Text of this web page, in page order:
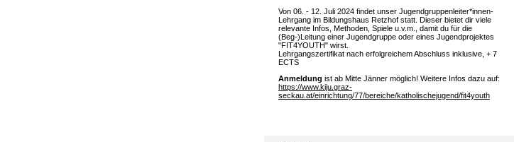
Von 06. - 12. Juli 2024 findet unser Jugendgruppenleiter*innen-
Lehrgang im Bildungshaus Retzhof statt. Dieser bietet dir viele
relevante Infos, Methoden, Spiele u.v.m., damit du für die
(Beg-)Leitung einer Jugendgruppe oder eines Jugendprojektes
"FIT4YOUTH" wirst.
Lehrgangszertifikat nach erfolgreichem Abschluss inklusive , + 7
ECTS
Anmeldung ist ab Mitte Jänner möglich! Weitere Infos dazu auf:
https://www.kiju.graz-
seckau.at/einrichtung/77/bereiche/katholischejugend/fit4youth